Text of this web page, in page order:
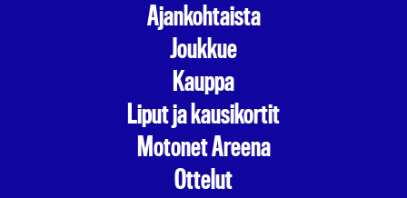
Ajankohtaista
Joukkue
Kauppa
Liput ja kausikortit
Motonet Areena
Ottelut